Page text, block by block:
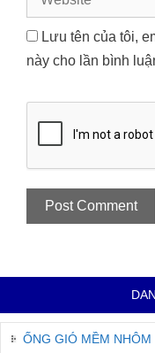
Lưu tên của tôi,
này cho lần bình
ỐNG GIÓ MỀM NHÔM